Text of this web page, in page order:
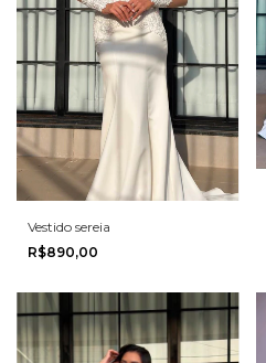
Vestido sereia
R$890,00